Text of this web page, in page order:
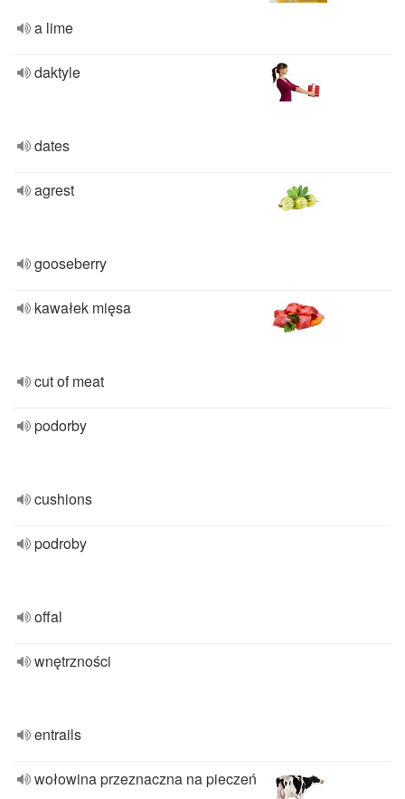
a lime
daktyle
dates
agrest
gooseberry
kawałek mięsa
cut of meat
podorby
cushions
podroby
offal
wnętrzności
entrails
wołowina przeznaczna na pieczeń